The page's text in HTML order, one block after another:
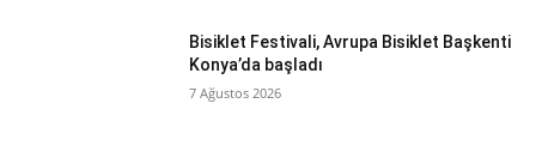
Bisiklet Festivali, Avrupa Bisiklet Başkenti
Konya’da başladı
7 Ağustos 2026